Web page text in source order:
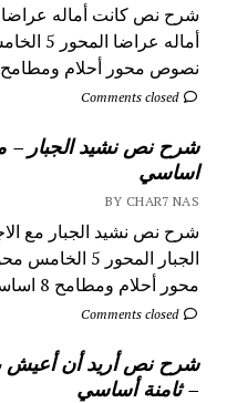
شرح نص كانت أماله عراضا
أماله
نصوص محور أحلام
Comments closed
شرح نص نشيد الجبار –
اساسي
BY CHAR7 NAS
شرح نص نشيد الجبار مع
الجبار
محور أحلام ومطامح 8 اساسي - ...
Comments closed
شرح نص أريد أن أعيش
– ثامنة أساسي